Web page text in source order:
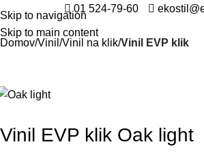
Skip to navigation
Skip to main content
01 524-79-60
Domov Vinil Vinil na klik Vinil EVP klik
Vinil EVP klik Oak light